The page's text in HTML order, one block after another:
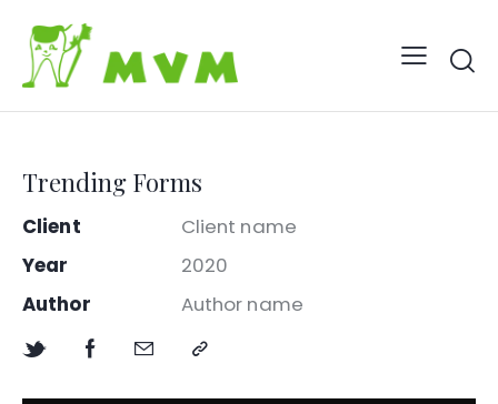
Trending Forms
Client
Client name
Year
2020
Author
Author name